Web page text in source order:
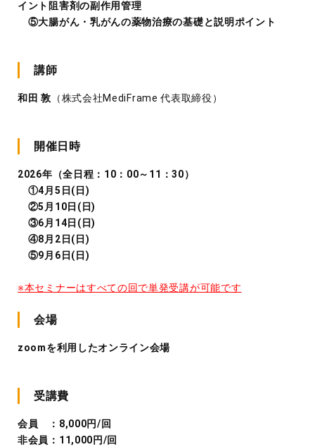
イント阻害剤の副作用管理
⑤大腸がん・乳がんの薬物治療の基礎と説明ポイント
講師
和田 敦 （株式会社MediFrame 代表取締役）
開催日時
2026年（全日程：10：00～11：30）
①4月5日(日)
②5月10日(日)
③6月14日(日)
④8月2日(日)
⑤9月6日(日)
※本セミナーはすべての回で単発受講が可能です
会場
zoomを利用したオンライン会場
受講費
会員 ：8,000円/回
非会員：11,000円/回